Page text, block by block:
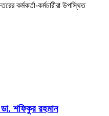
কর্মকর্তা-কর্মচারীরা উপস্থিত
শফিকুর রহমান